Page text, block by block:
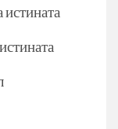
истината